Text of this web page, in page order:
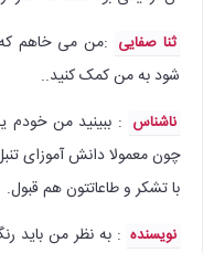
ثنا صفایی :‌من می خاهم که
شود به من کمک کنید..
ناشناس : ببینید من خودم
چون معمولا دانش آموزای
با تشکر و طاعاتتون هم قبول.
نویسنده : به نظر من باید